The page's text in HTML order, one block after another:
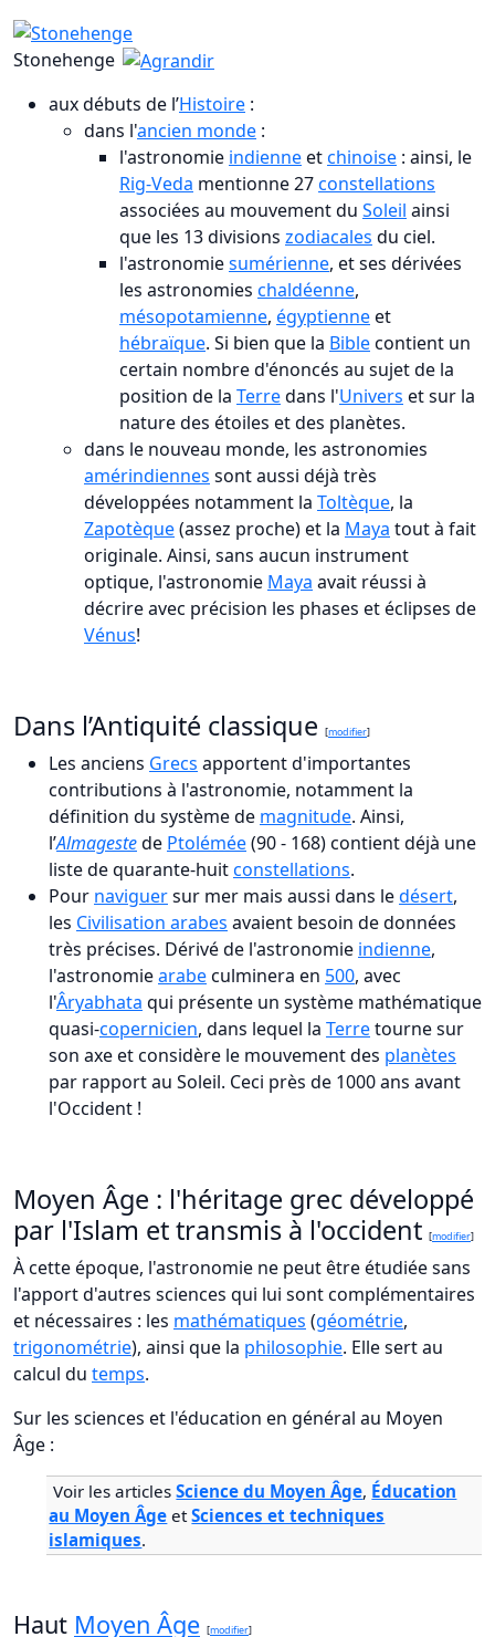
Stonehenge
aux débuts de l’Histoire :
dans l'ancien monde :
l'astronomie indienneetchinoise : ainsi, le
Rig-Veda mentionne 27constellations
associées au mouvement du Soleil ainsi
que les 13 divisions zodiacales du ciel.
l'astronomiesumérienne, et ses dérivées
les astronomies chaldéenne,
mésopotamienne, égyptienneet
hébraïque. Si bien que la Biblecontient un
certain nombre d'énoncés au sujet de la
position de la Terredans l'Univers et sur la
nature des étoiles et des planètes.
dans le nouveau monde, les astronomies
amérindiennes sont aussi déjà très
développées notamment la Toltèque, la
Zapotèque(assez proche) et la Maya tout à fait
originale. Ainsi, sans aucun instrument
optique, l'astronomie Maya avait réussi à
décrire avec précision les phases et éclipses de
Vénus!
Dans l’Antiquité classique [modifier]
Les anciens Grecs apportent d'importantes
contributions à l'astronomie, notamment la
définition du système de magnitude. Ainsi,
l’Almagestede Ptolémée(90 - 168) contient déjà une
liste de quarante-huitconstellations.
Pour naviguersur mer mais aussi dans ledésert,
les Civilisation arabes avaient besoin de données
très précises. Dérivé de l'astronomie indienne,
l'astronomiearabeculminera en 500, avec
l'Âryabhata qui présente un système mathématique
quasi-copernicien, dans lequel la Terretourne sur
son axe et considère le mouvement des planètes
par rapport au Soleil. Ceci près de 1000 ans avant
l'Occident !
Moyen Âge : l'héritage grec développé
par l'Islam et transmis à l'occident [modifier]
À cette époque, l'astronomie ne peut être étudiée sans
l'apport d'autres sciences qui lui sont complémentaires
et nécessaires : les mathématiques (géométrie,
trigonométrie), ainsi que la philosophie. Elle sert au
calcul du temps.
Sur les sciences et l'éducation en général au Moyen
Âge :
Voir les articlesScience du Moyen Âge, Éducation
au Moyen Âge etSciences et techniques
islamiques.
Haut Moyen Âge [modifier]